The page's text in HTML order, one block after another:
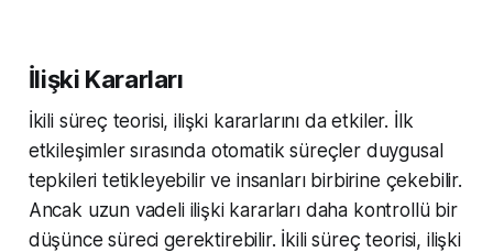
İlişki Kararları
İkili süreç teorisi, ilişki kararlarını da etkiler. İlk
etkileşimler sırasında otomatik süreçler duygusal
tepkileri tetikleyebilir ve insanları birbirine çekebilir.
Ancak uzun vadeli ilişki kararları daha kontrollü bir
düşünce süreci gerektirebilir. İkili süreç teorisi, ilişki